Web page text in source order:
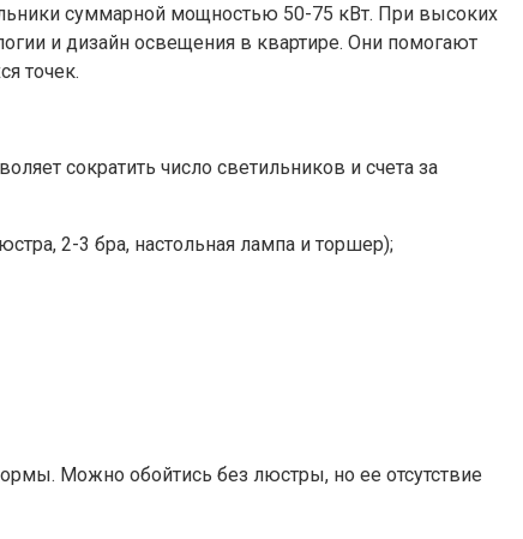
суммарной мощностью 50-75 кВт. При высоких
и дизайн освещения в квартире. Они помогают
точек.
сократить число светильников и счета за
2-3 бра, настольная лампа и торшер);
Можно обойтись без люстры, но ее отсутствие